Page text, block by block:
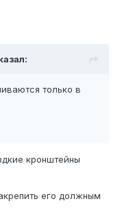
только в
кронштейны
его должным